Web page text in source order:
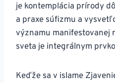
je kontemplácia prírody
a praxe súfizmu a
významu manifestovanej
sveta je integrálnym
Keďže sa v islame